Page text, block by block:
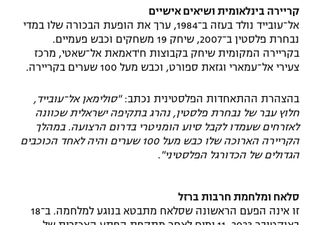
קריירה בינלאומית ושיאים אישיים
אל־עובייד נולד בעזה ב־1984, ערך את הופעת הבכורה שלו במדי
נבחרת פלסטין ב־2007, שיחק 19 משחקים וכבש פעמיים.
בקריירה המקומית שיחק בקבוצות ח'דאמאת אל־שאטי, מרכז
צעירי אל־עמארי וגזאת ספורט, וכבש מעל 100 שערים בקריירה.
בהצהרת ההתאחדות הפלסטינית נכתב:"סולימאן אל־עובייד,
חלוץ עבר של נבחרת פלסטין, נהרג בתקיפה ישראלית שכוונה
לאזרחים שעמדו לקבל סיוע הומניטרי בדרום הרצועה. במהלך
הקריירה הארוכה שלו כבש מעל 100 שערים והיה לאחד הכוכבים
הגדולים של הכדורגל הפלסטיני".
סלאח ומלחמת חרבות ברזל
זו אינה הפעם הראשונה שסלאח מתבטא בנוגע למלחמה. ב־18